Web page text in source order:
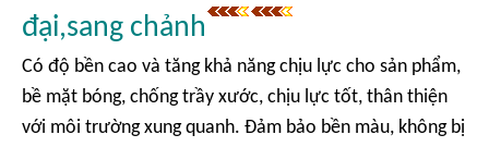
đại,sang chảnh
Có độ bền cao và tăng khả năng chịu lực cho sản phẩm,
bề mặt bóng, chống trầy xước, chịu lực tốt, thân thiện
với môi trường xung quanh. Đảm bảo bền màu, không bị